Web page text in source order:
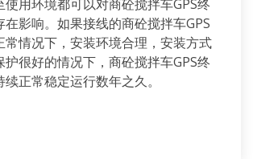
用环境都可以对商砼搅拌车GPS终
影响。如果接线的商砼搅拌车GPS
常情况下，安装环境合理，安装方式
护很好的情况下，商砼搅拌车GPS终
正常稳定运行数年之久。